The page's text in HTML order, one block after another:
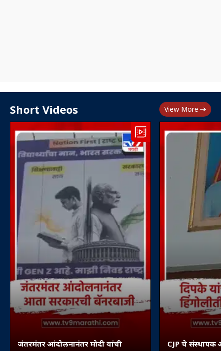
Short Videos View More
जंतरमंतर आंदोलनानंतर मोदी यांची
CJP चे संस्थापक